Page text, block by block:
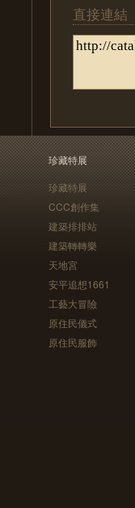
直接連結
珍藏特展
珍藏特展
CCC創作集
建築排排站
建築轉轉樂
天地宮
安平追想1661
工藝大冒險
原住民儀式
原住民服飾